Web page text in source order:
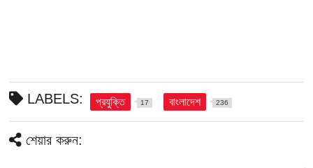
LABELS: প্রযুক্তি 17 বাংলাদেশ 236
শেয়ার করুন: